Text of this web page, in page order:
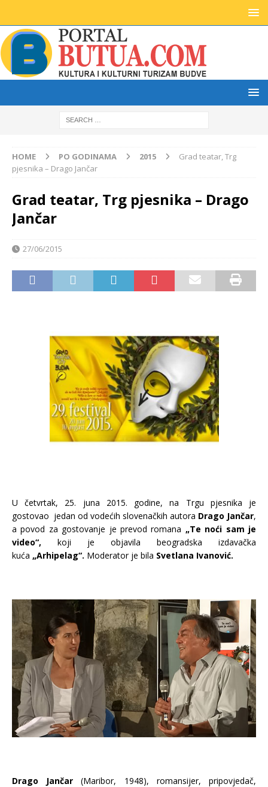
HOME PO GODINAMA 2015
Grad teatar, Trg
pjesnika – Drago Jančar
Grad teatar, Trg pjesnika – Drago
Jančar
27/06/2015
U četvrtak, 25. juna 2015. godine, na Trgu pjesnika je
gostovao jedan od vodećih slovenačkih autora Drago Jančar,
a povod za gostovanje je prevod romana „Te noći sam je
video“, koji je objavila beogradska izdavačka
kuća „Arhipelag“. Moderator je bila Svetlana Ivanović.
Drago Jančar (Maribor, 1948), romansijer, pripovjedač,